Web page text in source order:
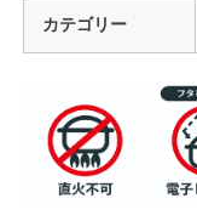
カテゴリー